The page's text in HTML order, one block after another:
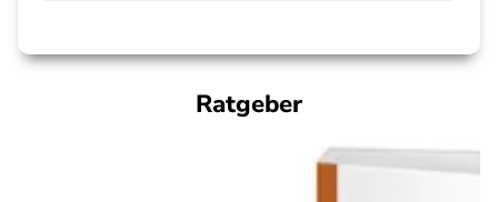
Ratgeber